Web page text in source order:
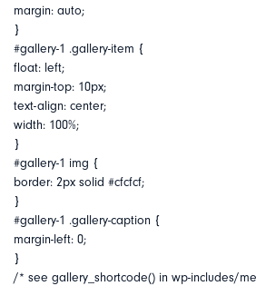
margin: auto;
}
#gallery-1 .gallery-item {
float: left;
margin-top: 10px;
text-align: center;
width: 100%;
}
#gallery-1 img {
border: 2px solid #cfcfcf;
}
#gallery-1 .gallery-caption {
margin-left: 0;
}
/* see gallery_shortcode() in wp-includes/